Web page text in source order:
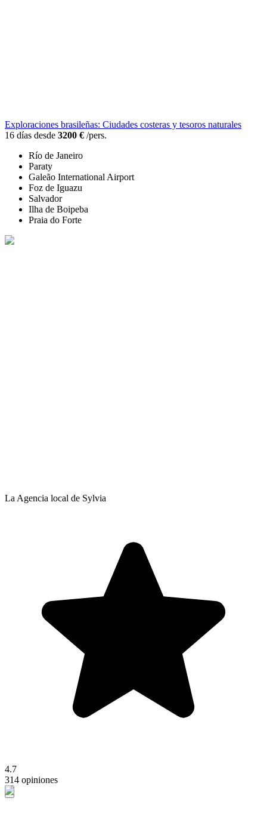
Exploraciones brasileñas: Ciudades costeras y tesoros naturales
16 días desde 3200 € /pers.
Río de Janeiro
Paraty
Galeão International Airport
Foz de Iguazu
Salvador
Ilha de Boipeba
Praia do Forte
La Agencia local de Sylvia
4.7
314 opiniones